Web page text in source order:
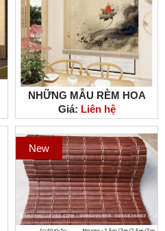
NHỮNG MẪU RÈM HOA
SEN PHÙ HỢP VỚI PHONG
CÁCH MỘC MẠC
Giá: Liên hệ
New